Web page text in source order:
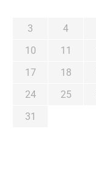
3
4
10
11
17
18
24
25
31